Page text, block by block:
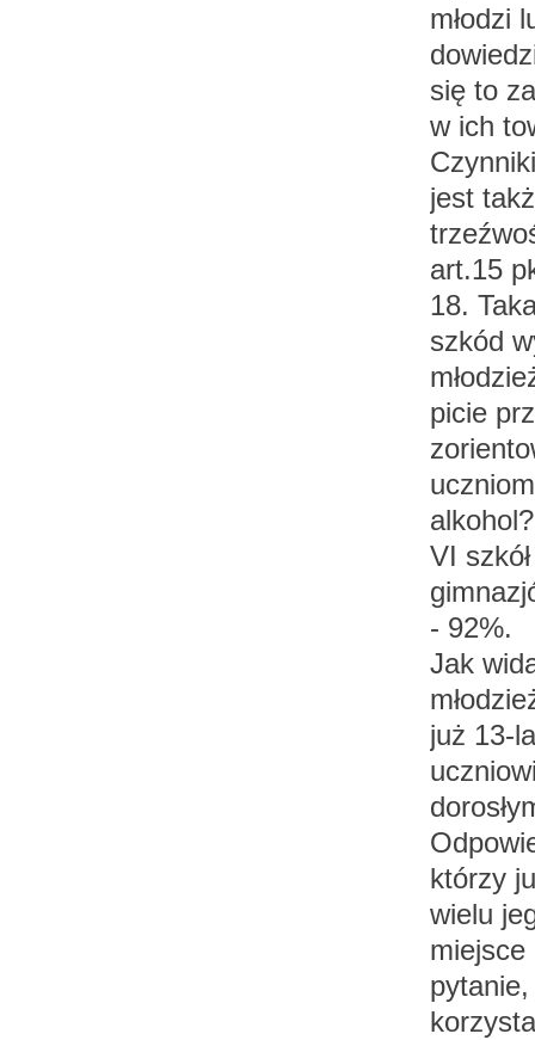
młodzi
się to
w ich
jest
art.15
18.
szkód
picie
VI
- 92%.
Jak
już 13-
którzy
wielu
miejsce